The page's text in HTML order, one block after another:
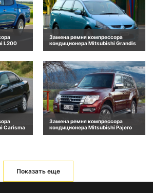
L200
Замена ремня компрессора
кондиционера Mitsubishi Grandis
Carisma
Замена ремня компрессора
кондиционера Mitsubishi Pajero
Показать еще